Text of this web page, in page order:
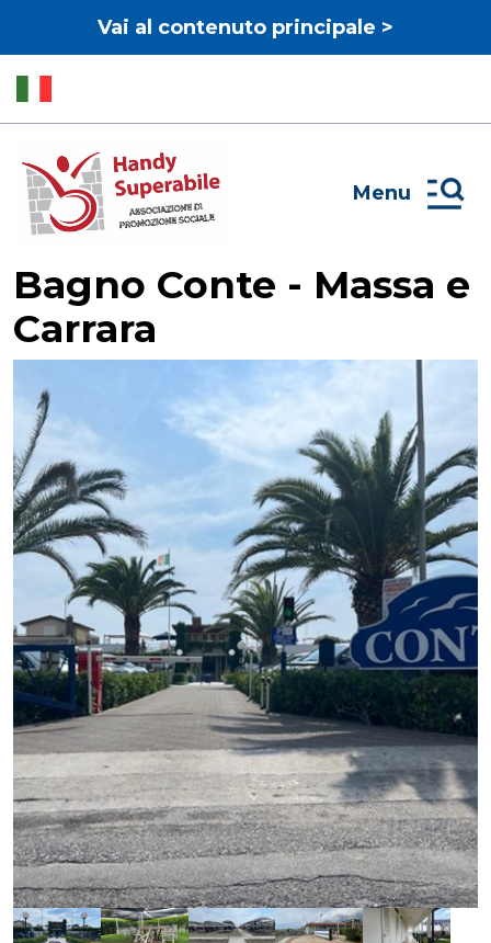
Vai al contenuto principale >
Menu
Bagno Conte - Massa e
Carrara